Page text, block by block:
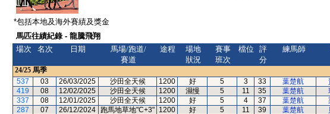
*包括本地及海外賽績及獎金
馬匹往績紀錄 - 龍騰飛翔
場次
名次 日期
馬場/跑道/
賽道
途程
場地
狀況
賽事
班次
檔位
評
分
練馬師
24/25 馬季
537
03 26/03/2025 沙田全天候 1200 好 5 3 33 葉楚航
419
08 12/02/2025 沙田全天候 1200 濕慢 5 11 35 葉楚航
337
08 12/01/2025 沙田全天候 1200 好 5 4 37 葉楚航
287
07 26/12/2024 跑馬地草地"C+3" 1200 好 5 11 39 葉楚航